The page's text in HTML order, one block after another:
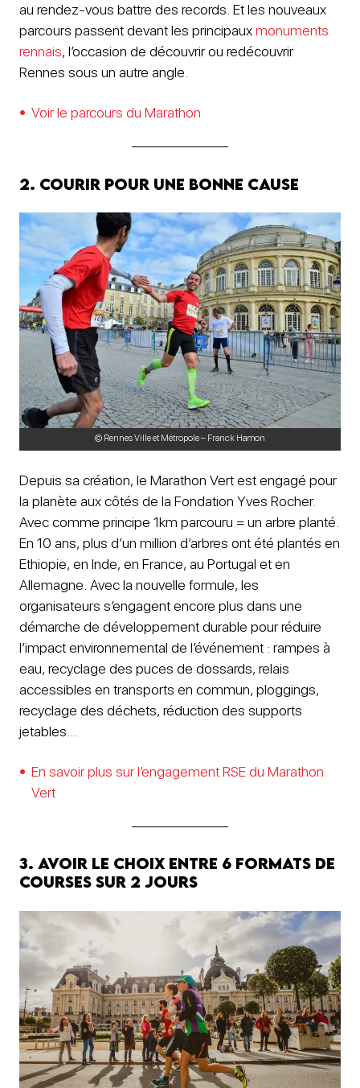
au rendez-vous battre des records. Et les nouveaux
parcours passent devant les principauxmonuments
rennais, l’occasion de découvrir ou redécouvrir
Rennes sous un autre angle.
Voir le parcours du Marathon
2. Courir pour une bonne cause
© Rennes Ville et Métropole – Franck Hamon
Depuis sa création, le Marathon Vert est engagé pour
la planète aux côtés de la Fondation Yves Rocher.
Avec comme principe 1km parcouru = un arbre planté.
En 10 ans, plus d’un million d’arbres ont été plantés en
Ethiopie, en Inde, en France, au Portugal et en
Allemagne. Avec la nouvelle formule, les
organisateurs s’engagent encore plus dans une
démarche de développement durable pour réduire
l’impact environnemental de l’événement : rampes à
eau, recyclage des puces de dossards, relais
accessibles en transports en commun, ploggings,
recyclage des déchets, réduction des supports
jetables…
En savoir plus sur l’engagement RSE du Marathon
Vert
3. Avoir le choix entre 6 formats de
courses sur 2 jours